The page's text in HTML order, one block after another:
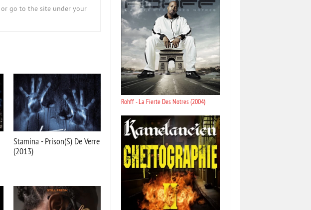
or go to the site under your
Stamina - Prison(S) De Verre
(2013)
Rohff - La Fierte Des Notres (2004)